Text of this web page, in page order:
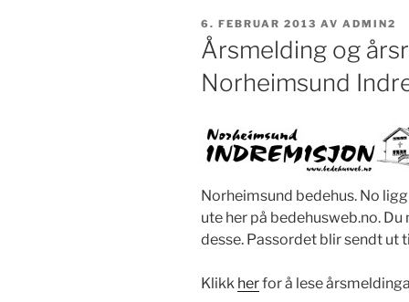
PUBLISERT
6. FEBRUAR 2013 AV ADMIN2
Årsmelding og
Norheimsund
Norheimsund bedehus. No
ute her på bedehusweb.no.
desse. Passordet blir sendt ut
Klikk herfor å lese